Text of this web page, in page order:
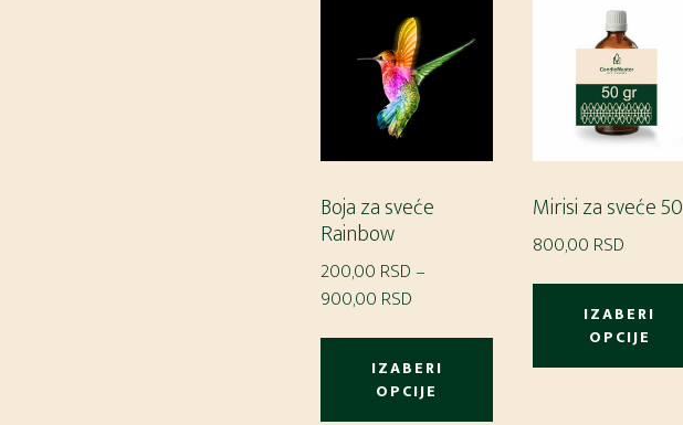
Boja za sveće
Rainbow
200,00 RSD –
900,00 RSD
200,00 RSD
do
IZABERI
OPCIJE
Ovaj
proizvod
Mirisi za sveće 50
800,00 RSD
IZABERI
OPCIJE